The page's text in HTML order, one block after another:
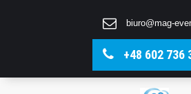
biuro@mag-
+48 602 736